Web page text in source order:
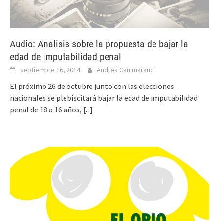
Audio: Analisis sobre la propuesta de bajar la
edad de imputabilidad penal
septiembre 16, 2014 Andrea Cammarano
El próximo 26 de octubre junto con las elecciones
nacionales se plebiscitará bajar la edad de imputabilidad
penal de 18 a 16 años, [...]